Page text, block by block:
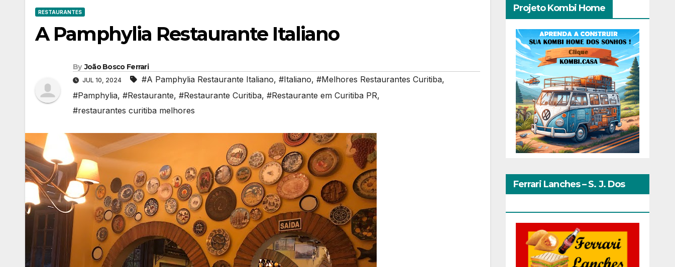
RESTAURANTES
A Pamphylia Restaurante Italiano
By João Bosco Ferrari
JUL 10, 2024 #A Pamphylia Restaurante Italiano, #Italiano, #Melhores Restaurantes Curitiba,
#Pamphylia, #Restaurante, #Restaurante Curitiba, #Restaurante em Curitiba PR,
#restaurantes curitiba melhores
Projeto Kombi Home
Ferrari Lanches – S. J. Dos